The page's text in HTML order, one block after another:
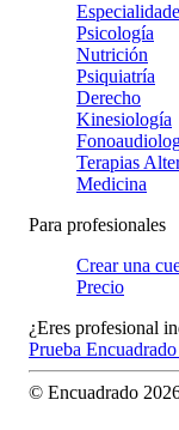
Psicología
Nutrición
Psiquiatría
Derecho
Kinesiología
Terapias
Medicina
Para profesionales
Crear una
Precio
¿Eres profesional
Prueba
© Encuadrado